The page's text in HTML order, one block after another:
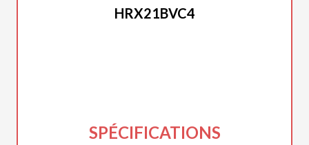
HRX21BVC4
SPÉCIFICATIONS